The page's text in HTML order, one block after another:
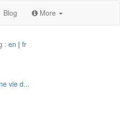
Blog More
: en | fr
vie d...